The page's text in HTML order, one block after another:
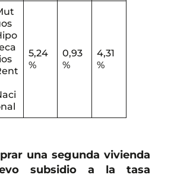
5,24
%
0,93
%
4,31
%
una segunda vivienda
subsidio a la tasa